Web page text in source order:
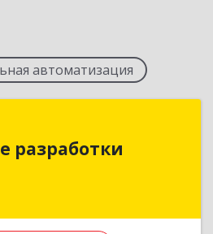
автоматизация
разработки
край, Краснодар г, им
Подробнее